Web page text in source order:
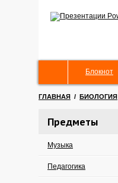
Блокнот
ГЛАВНАЯ / БИОЛОГИЯ
Предметы
Музыка
Педагогика